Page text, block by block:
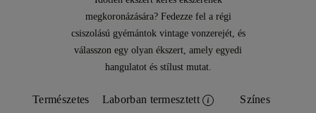
megkoronázására? Fedezze fel a régi
csiszolású gyémántok vintage vonzerejét, és
válasszon egy olyan ékszert, amely egyedi
hangulatot és stílust mutat.
Természetes Laborban termesztett Színes